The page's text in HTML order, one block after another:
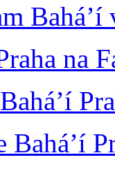
Bahá’í
na
Bahá’í